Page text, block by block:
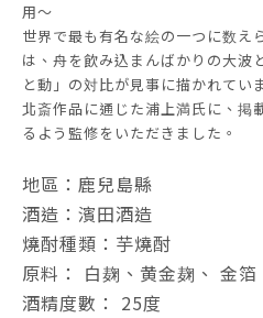
用～
世界で最も有名な絵の一つに数え
は、舟を飲み込まんばかりの大波
と動」の対比が見事に描かれてい
北斎作品に通じた浦上満氏に、掲
るよう監修をいただきました。
地區：鹿兒島縣
酒造：濱田酒造
燒酎種類：芋燒酎
原料 ： 白麹、黄金麹、 金箔
酒精度數 ： 25度